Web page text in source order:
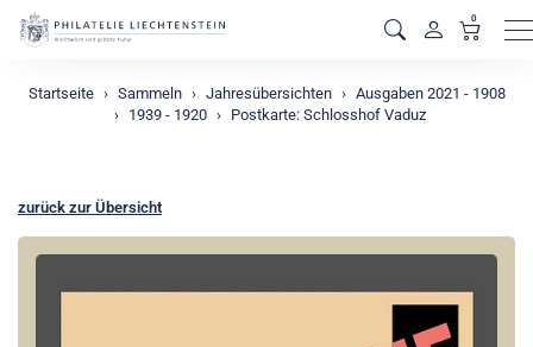
0
Startseite Sammeln Jahresübersichten
Ausgaben 2021 - 1908
1939 - 1920
Postkarte: Schlosshof Vaduz
zurück zur Übersicht